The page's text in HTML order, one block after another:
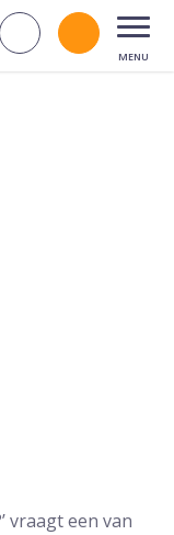
Zoek op
Bel
vraagt een van